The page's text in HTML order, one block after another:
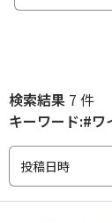
検索結果 7 件
キーワード:#ワ
投稿日時